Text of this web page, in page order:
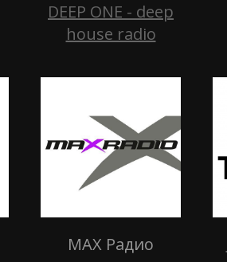
DEEP ONE - deep
house radio
MAX Радио